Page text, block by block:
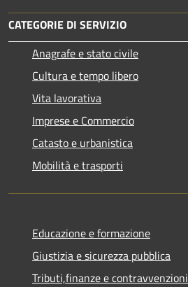
CATEGORIE DI SERVIZIO
Anagrafe e stato civile
Cultura e tempo libero
Vita lavorativa
Imprese e Commercio
Catasto e urbanistica
Mobilità e trasporti
Educazione e formazione
Giustizia e sicurezza pubblica
Tributi,finanze e contravvenzioni